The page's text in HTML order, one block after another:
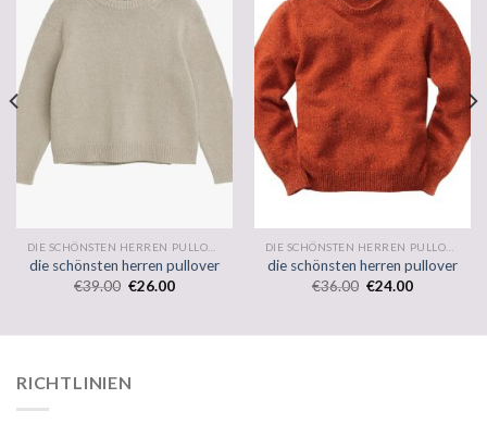
die schönsten herren pullover
€39.00 €26.00
die schönsten herren pullover
€36.00 €24.00
RICHTLINIEN